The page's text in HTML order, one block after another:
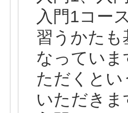
入門1コー
習うかた
なってい
ただくと
いただきま